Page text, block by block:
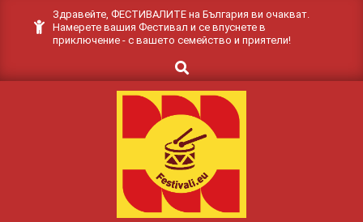
Здравейте, ФЕСТИВАЛИТЕ на България ви очакват.
Намерете вашия Фестивал и се впуснете в
приключение - с вашето семейство и приятели!
Search